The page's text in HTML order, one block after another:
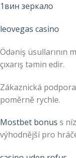
1вин зеркало
leovegas casino
Ödəniş üsullarının
çıxarış təmin edir.
Zákaznická podpora
poměrně rychle.
Mostbet bonus s
výhodnější pro